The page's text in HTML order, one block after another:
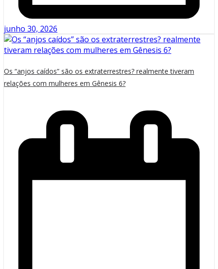
junho 30, 2026
Os “anjos caídos” são os extraterrestres? realmente tiveram
relações com mulheres em Gênesis 6?